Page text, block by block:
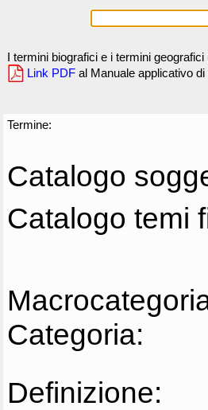
I termini biografici e i termini
Link PDF al Manuale applicativo
Termine:
Catalogo
Catalogo temi
Categoria:
Definizione: